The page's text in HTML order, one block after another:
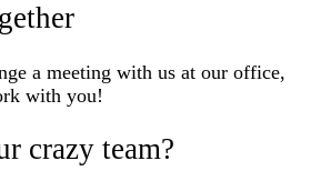
a meeting with us at our office,
with you!
crazy team?